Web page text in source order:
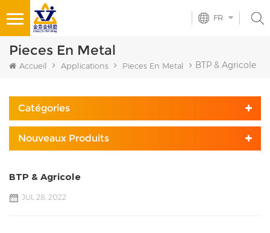
FR
Pieces En Metal
Accueil Applications Pieces En Metal BTP & Agricole
Catégories
Nouveaux Produits
BTP & Agricole
JUL 28, 2022